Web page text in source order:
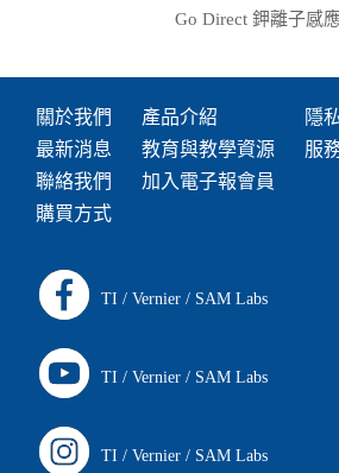
Go Direct 鉀離子感
關於我們
最新消息
聯絡我們
購買方式
產品介紹
教育與教學資源
加入電子報會員
隱
服
TI / Vernier / SAM Labs
TI / Vernier / SAM Labs
TI / Vernier / SAM Labs